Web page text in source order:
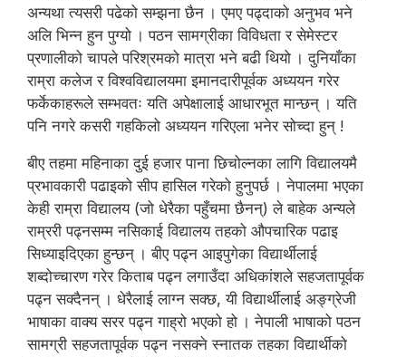
अन्यथा त्यसरी पढेको सम्झना छैन । एमए पढ्दाको अनुभव भने
अलि भिन्न हुन पुग्यो । पठन सामग्रीका विविधता र सेमेस्टर
प्रणालीको चापले परिश्रमको मात्रा भने बढी थियो । दुनियाँका
राम्रा कलेज र विश्वविद्यालयमा इमानदारीपूर्वक अध्ययन गरेर
फर्केकाहरूले सम्भवतः यति अपेक्षालाई आधारभूत मान्छन् । यति
पनि नगरे कसरी गहकिलो अध्ययन गरिएला भनेर सोच्दा हुन् !
बीए तहमा महिनाका दुई हजार पाना छिचोल्नका लागि विद्यालयमै
प्रभावकारी पढाइको सीप हासिल गरेको हुनुपर्छ । नेपालमा भएका
केही राम्रा विद्यालय (जो धेरैका पहुँचमा छैनन्) ले बाहेक अन्यले
राम्ररी पढ्नसम्म नसिकाई विद्यालय तहको औपचारिक पढाइ
सिध्याइदिएका हुन्छन् । बीए पढ्न आइपुगेका विद्यार्थीलाई
शब्दोच्चारण गरेर किताब पढ्न लगाउँदा अधिकांशले सहजतापूर्वक
पढ्न सक्दैनन् । धेरैलाई लाग्न सक्छ, यी विद्यार्थीलाई अङ्ग्रेजी
भाषाका वाक्य सरर पढ्न गाह्रो भएको हो । नेपाली भाषाको पठन
सामग्री सहजतापूर्वक पढ्न नसक्ने स्नातक तहका विद्यार्थीको